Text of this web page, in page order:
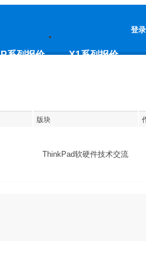
P系列报价 X1系列报价
登录
版块
ThinkPad软硬件技术交流